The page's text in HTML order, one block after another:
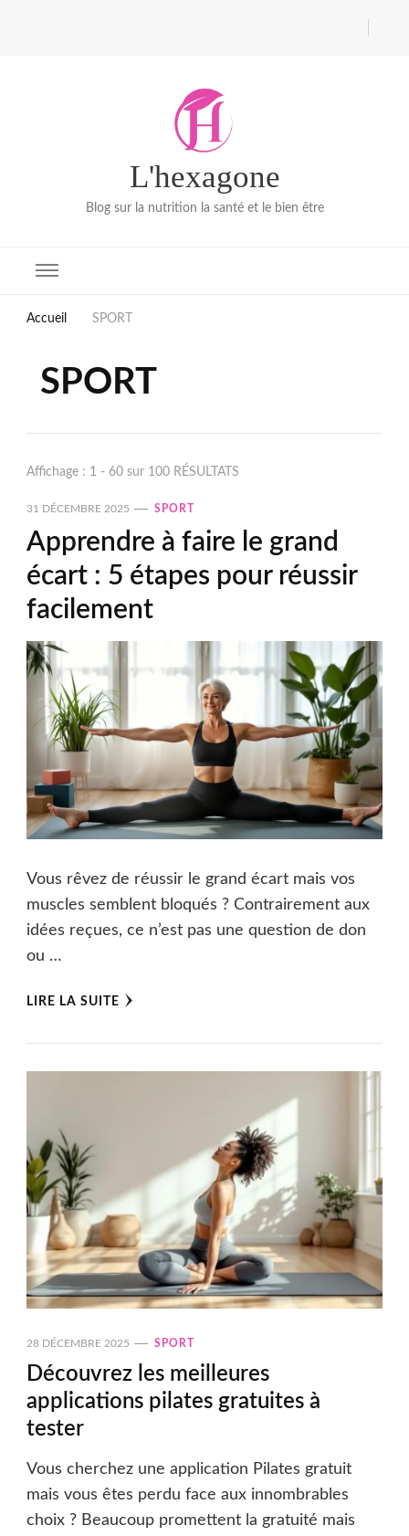
L'hexagone
Blog sur la nutrition la santé et le bien être
Accueil SPORT
SPORT
Affichage : 1 - 60 sur 100 RÉSULTATS
31 DÉCEMBRE 2025 SPORT
Apprendre à faire le grand
écart : 5 étapes pour réussir
facilement
Vous rêvez de réussir le grand écart mais vos
muscles semblent bloqués ? Contrairement aux
idées reçues, ce n’est pas une question de don
ou …
LIRE LA SUITE
28 DÉCEMBRE 2025 SPORT
Découvrez les meilleures
applications pilates gratuites à
tester
Vous cherchez une application Pilates gratuit
mais vous êtes perdu face aux innombrables
choix ? Beaucoup promettent la gratuité mais